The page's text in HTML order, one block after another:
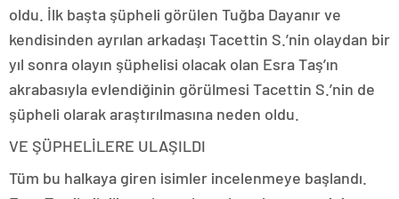
oldu. İlk başta şüpheli görülen Tuğba Dayanır ve
kendisinden ayrılan arkadaşı Tacettin S.’nin olaydan bir
yıl sonra olayın şüphelisi olacak olan Esra Taş’ın
akrabasıyla evlendiğinin görülmesi Tacettin S.’nin de
şüpheli olarak araştırılmasına neden oldu.
VE ŞÜPHELİLERE ULAŞILDI
Tüm bu halkaya giren isimler incelenmeye başlandı.